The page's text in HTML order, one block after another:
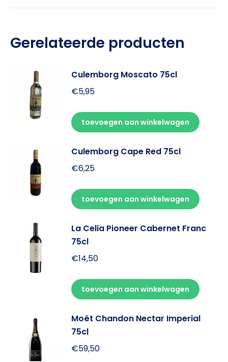
Gerelateerde producten
Culemborg Moscato 75cl
€5,95
toevoegen aan winkelwagen
Culemborg Cape Red 75cl
€6,25
toevoegen aan winkelwagen
La Celia Pioneer Cabernet Franc
75cl
€14,50
toevoegen aan winkelwagen
Moët Chandon Nectar Imperial
75cl
€59,50